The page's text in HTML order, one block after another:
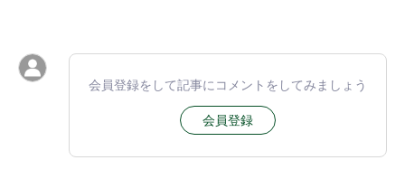
会員登録をして記事にコメントをしてみましょう
会員登録